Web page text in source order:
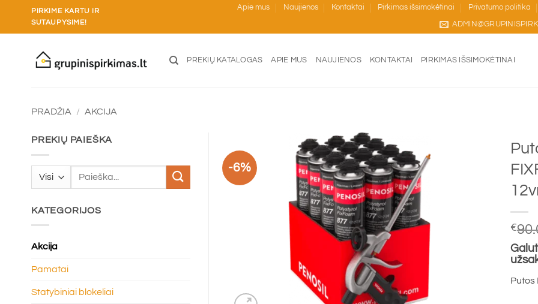
content
PIRKIME KARTU IR
SUTAUPYSIME!
Apie mus Naujienos Kontaktai Pirkimas išsimokėtinai Privatumo politika
PREKIŲ KATALOGAS APIE MUS NAUJIENOS KONTAKTAI PIRKIMAS IŠSIMOKĖTINAI
PRADŽIA / AKCIJA
PREKIŲ PAIEŠKA
Ieškoti:
KATEGORIJOS
Akcija
Pamatai
Statybiniai blokeliai
-6%
€
Putos